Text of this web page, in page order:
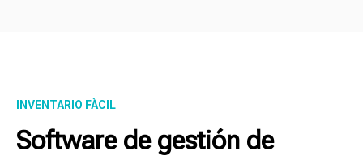
INVENTARIO FÀCIL
Software de gestión de